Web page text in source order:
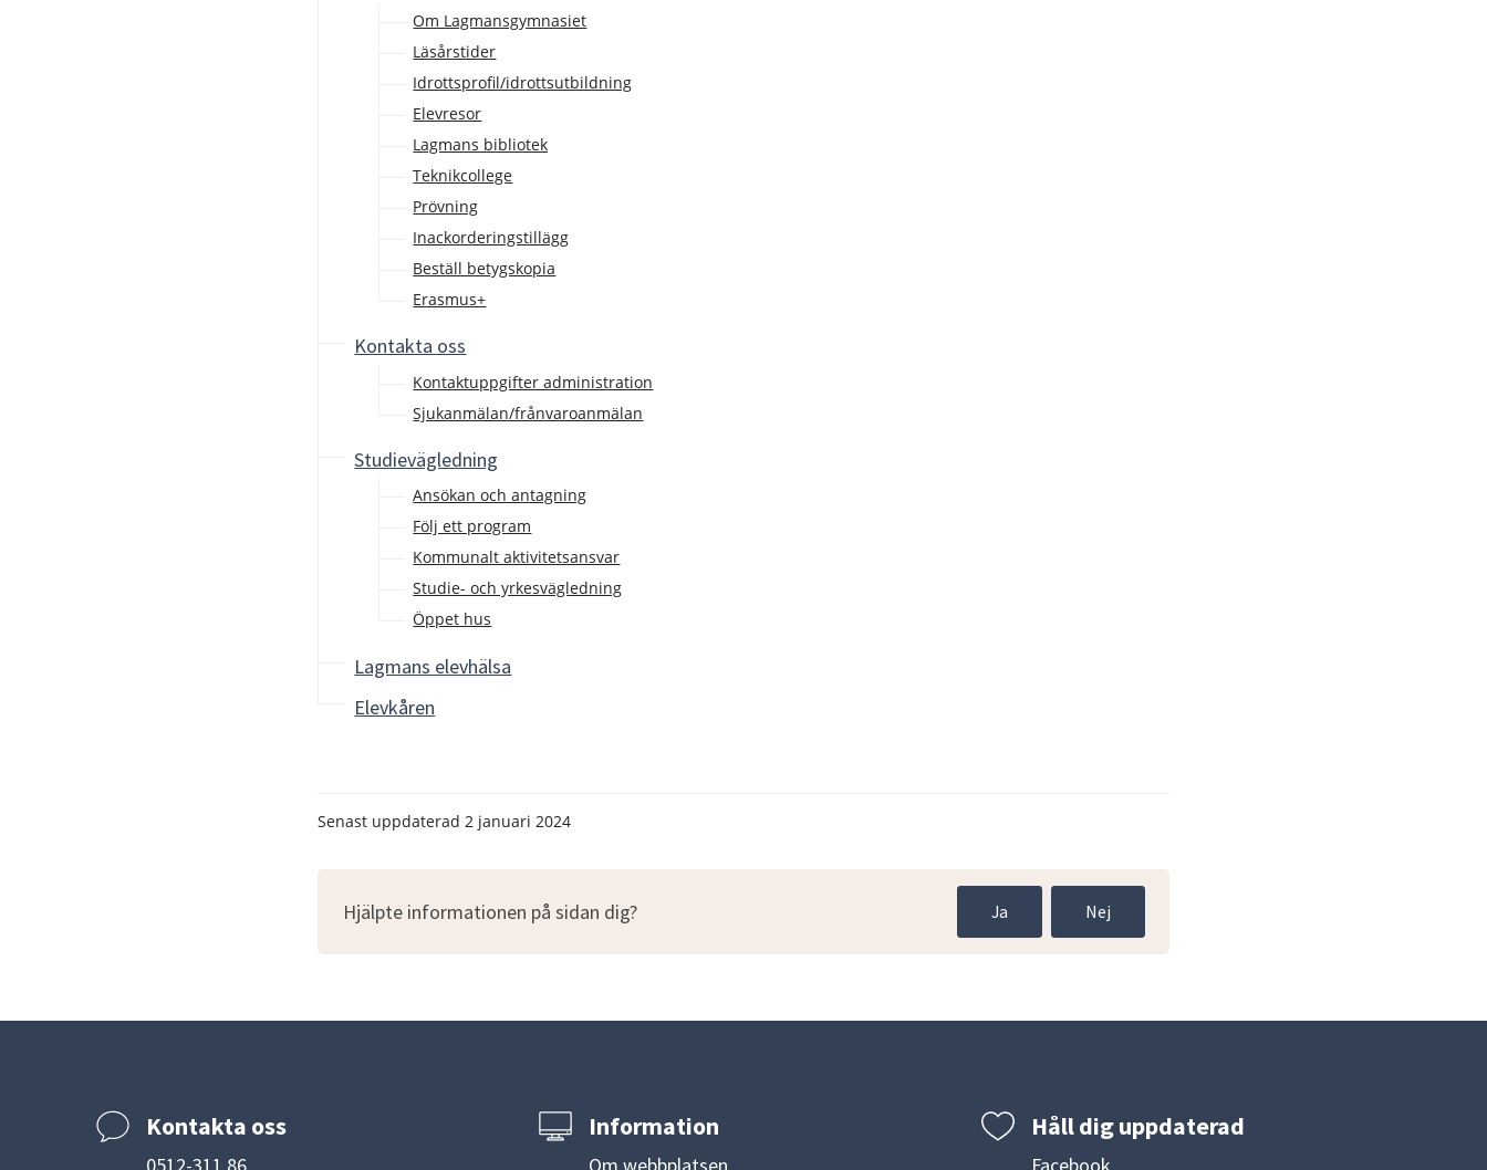
Om Lagmansgymnasiet
Läsårstider
Idrottsprofil/idrottsutbildning
Elevresor
Lagmans bibliotek
Teknikcollege
Prövning
Inackorderingstillägg
Beställ betygskopia
Erasmus+
Kontakta oss
Kontaktuppgifter administration
Sjukanmälan/frånvaroanmälan
Studievägledning
Ansökan och antagning
Följ ett program
Kommunalt aktivitetsansvar
Studie- och yrkesvägledning
Öppet hus
Lagmans elevhälsa
Elevkåren
Senast uppdaterad 2 januari 2024
Hjälpte informationen på sidan dig? Ja Nej
Kontakta oss
0512-311 86
Information
Om webbplatsen
Håll dig uppdaterad
Facebook